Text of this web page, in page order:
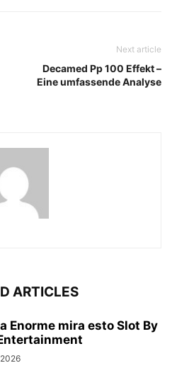
Next article
Decamed Pp 100 Effekt –
Eine umfassende Analyse
ARTICLES
Enorme mira esto Slot By